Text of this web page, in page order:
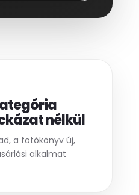
nélkül
a fotókönyv új,
alkalmat